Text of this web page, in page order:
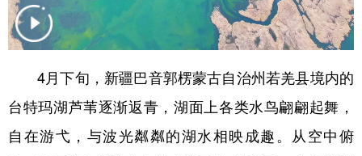
辽宁 上海 江苏
广东 广西 海南 重庆
4月下旬，新疆巴音郭楞蒙古自治州若羌县境内的
台特玛湖芦苇逐渐返青，湖面上各类水鸟翩翩起舞，
自在游弋，与波光粼粼的湖水相映成趣。从空中俯